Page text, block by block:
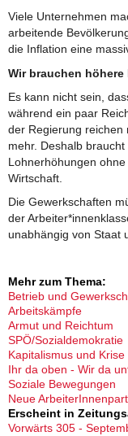
Viele Unternehmen
arbeitende
die Inflation eine
Wir brauchen höhere
Es kann nicht sein,
während ein paar
der Regierung reichen
mehr. Deshalb
Lohnerhöhungen
Wirtschaft.
Die Gewerkschaften
der
unabhängig von Staat
Mehr zum Thema:
Betrieb und
Arbeitskämpfe
Armut und Reichtum
SPÖ/Sozialdemokratie
Kapitalismus und Krise
Ihr da oben - Wir da
Soziale Bewegungen
Neue
Erscheint in
Vorwärts 305 -